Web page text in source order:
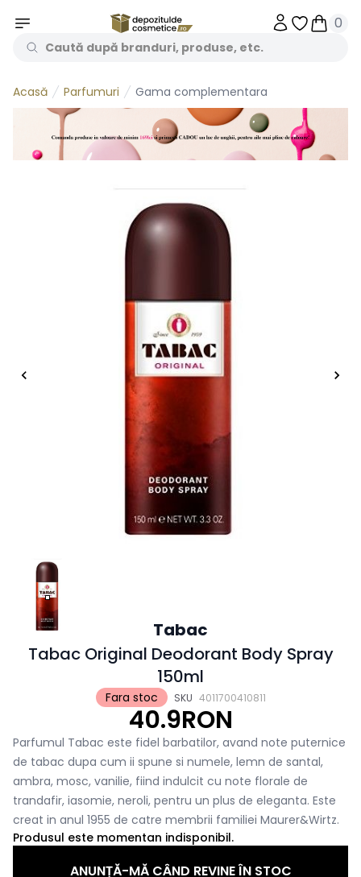
Obiecte
0
Acasă Parfumuri Gama complementara
Fara stoc SKU 4011700410811
Tabac
Tabac Original Deodorant Body Spray
150ml
40.9RON
Parfumul Tabac este fidel barbatilor, avand note puternice
de tabac dupa cum ii spune si numele, lemn de santal,
ambra, mosc, vanilie, fiind indulcit cu note florale de
trandafir, iasomie, neroli, pentru un plus de eleganta. Este
creat in anul 1955 de catre membrii familiei Maurer&Wirtz.
Produsul este momentan indisponibil.
ANUNȚĂ-MĂ CÂND REVINE ÎN STOC